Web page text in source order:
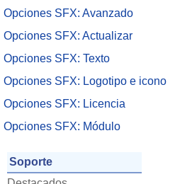
Opciones SFX: Avanzado
Opciones SFX: Actualizar
Opciones SFX: Texto
Opciones SFX: Logotipo e icono
Opciones SFX: Licencia
Opciones SFX: Módulo
Soporte